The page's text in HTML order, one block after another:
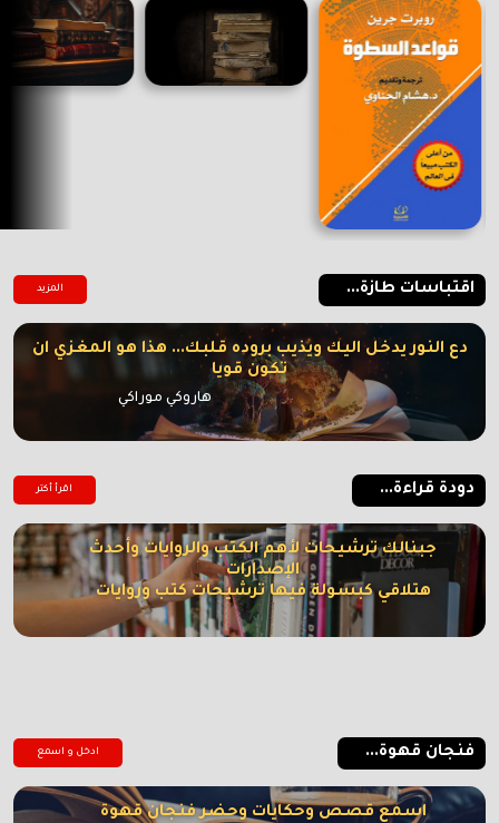
اقتباسات طازة... المزيد
دع النور يدخل اليك ويذيب بروده قلبك... هذا هو المغزي ان
تكون قويا
هاروكي موراكي
دودة قراءة... اقرأ أكتر
جبنالك ترشيحات لأهم الكتب والروايات وأحدث
الإصدارات
هتلاقي كبسولة فيها ترشيحات كتب وروايات
فنجان قهوة... ادخل و اسمع
اسمع قصص وحكايات وحضر فنجان قهوة